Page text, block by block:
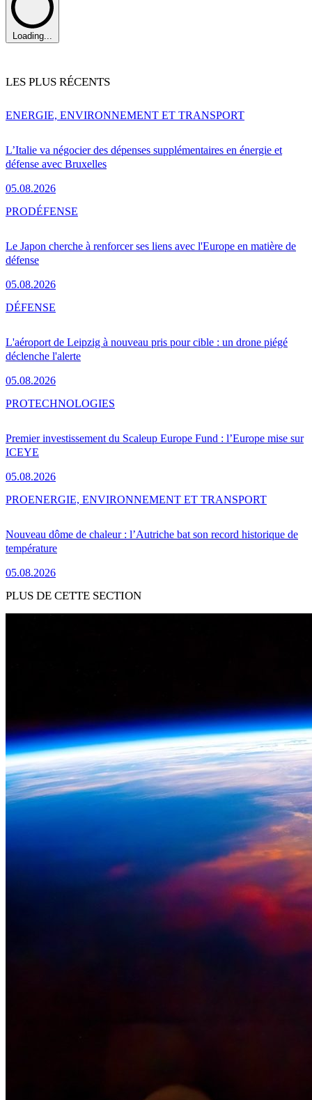
Loading...
LES PLUS RÉCENTS
L’Italie va négocier des dépenses supplémentaires en énergie et
défense avec Bruxelles
05.08.2026
ENERGIE, ENVIRONNEMENT ET TRANSPORT
Le Japon cherche à renforcer ses liens avec l'Europe en matière de
défense
05.08.2026
PRODÉFENSE
L'aéroport de Leipzig à nouveau pris pour cible : un drone piégé
déclenche l'alerte
05.08.2026
DÉFENSE
Premier investissement du Scaleup Europe Fund : l’Europe mise sur
ICEYE
05.08.2026
PROTECHNOLOGIES
Nouveau dôme de chaleur : l’Autriche bat son record historique de
température
05.08.2026
PROENERGIE, ENVIRONNEMENT ET TRANSPORT
PLUS DE CETTE SECTION